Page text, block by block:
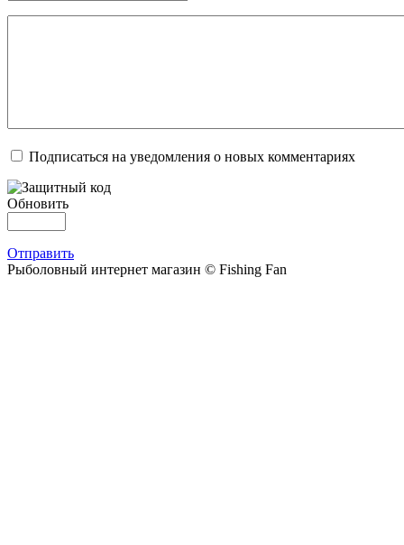
Подписаться на уведомления о новых комментариях
Обновить
Отправить
Рыболовный интернет магазин © Fishing Fan